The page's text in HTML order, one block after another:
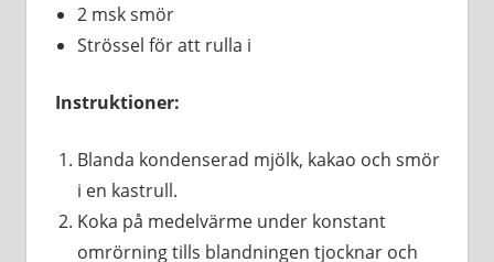
2 msk smör
Strössel för att rulla i
Instruktioner:
Blanda kondenserad mjölk, kakao och smör
i en kastrull.
Koka på medelvärme under konstant
omrörning tills blandningen tjocknar och